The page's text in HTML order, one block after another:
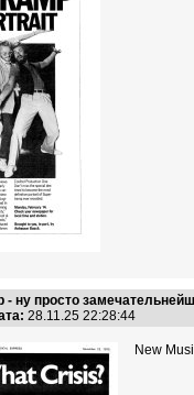
- ну просто
28.11.25 22:28:44
New